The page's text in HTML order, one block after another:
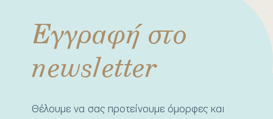
Εγγραφή στο
newsletter
Θέλουμε να σας προτείνουμε όμορφες και